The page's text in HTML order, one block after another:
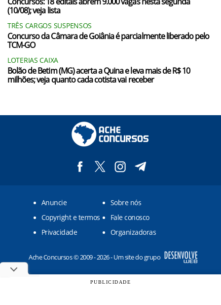
(10/08); veja lista
TRÊS CARGOS SUSPENSOS
Concurso da Câmara de Goiânia é parcialmente liberado pelo
TCM-GO
LOTERIAS CAIXA
Bolão de Betim (MG) acerta a Quina e leva mais de R$ 10
milhões; veja quanto cada cotista vai receber
Anuncie
Sobre nós
Copyright e termos
Fale conosco
Privacidade
Organizadoras
Ache Concursos © 2009 - 2026 - Um site do grupo
PUBLICIDADE